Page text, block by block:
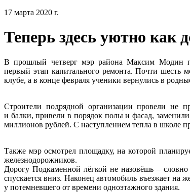
17 марта 2020 г.
Теперь здесь уютно как
В прошлый четверг мэр района Максим Модин
первый этап капитального ремонта. Почти шесть
клубе, а в конце февраля ученики вернулись в
Строители подрядной организации провели не
и балки, привели в порядок полы и фасад,
миллионов рублей. С наступлением тепла в школе
Также мэр осмотрел площадку, на которой
железнодорожников.
Дорогу Подкаменной лёгкой не назовёшь –
спускается вниз. Наконец автомобиль въезжает на
у потемневшего от времени одноэтажного здания.